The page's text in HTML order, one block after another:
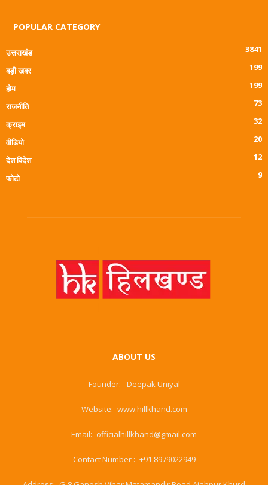
POPULAR CATEGORY
उत्तराखंड
3841
बड़ी खबर
199
होम
199
राजनीति
73
क्राइम
32
वीडियो
20
देश विदेश
12
फोटो
9
ABOUT US
Founder: - Deepak Uniyal
Website:- www.hillkhand.com
Email:- officialhillkhand@gmail.com
Contact Number :- +91 8979022949